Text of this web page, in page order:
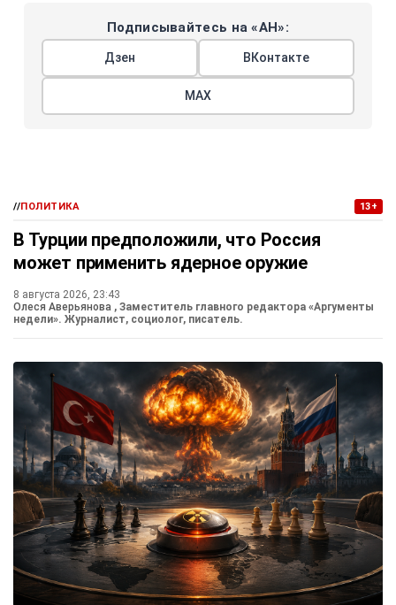
Подписывайтесь на «АН»:
Дзен ВКонтакте
МАХ
//ПОЛИТИКА 13+
В Турции предположили, что Россия
может применить ядерное оружие
8 августа 2026, 23:43
Олеся Аверьянова , Заместитель главного редактора «Аргументы
недели». Журналист, социолог, писатель.